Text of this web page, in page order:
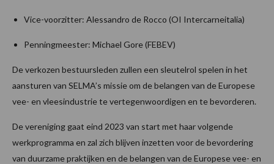
Vice-voorzitter: Alessandro de Rocco (OI Intercarneitalia)
Penningmeester: Michael Gore (FEBEV)
De verkozen bestuursleden zullen een sleutelrol spelen in het
aansturen van SELMA’s missie om de belangen van de Europese
vee- en vleesindustrie te vertegenwoordigen en te bevorderen.
De vereniging gaat eind 2023 van start met haar volgende
werkprogramma en zal zich blijven inzetten voor de bevordering
van duurzame praktijken en de belangen van de Europese vee- en